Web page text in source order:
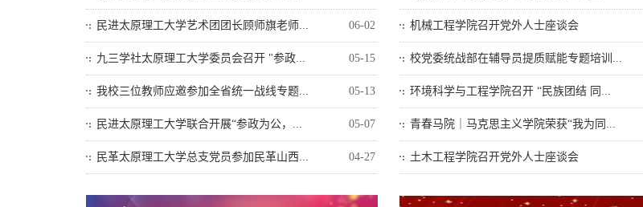
民进太原理工大学艺术团团长顾师旗老师... 06-02
九三学社太原理工大学委员会召开 "参政... 05-15
我校三位教师应邀参加全省统一战线专题... 05-13
民进太原理工大学联合开展“参政为公，... 05-07
民革太原理工大学总支党员参加民革山西... 04-27
机械工程学院召开党外人士座谈会
校党委统战部在辅导员提质赋能专题培训...
环境科学与工程学院召开 “民族团结 同...
青春马院｜马克思主义学院荣获“我为同...
土木工程学院召开党外人士座谈会